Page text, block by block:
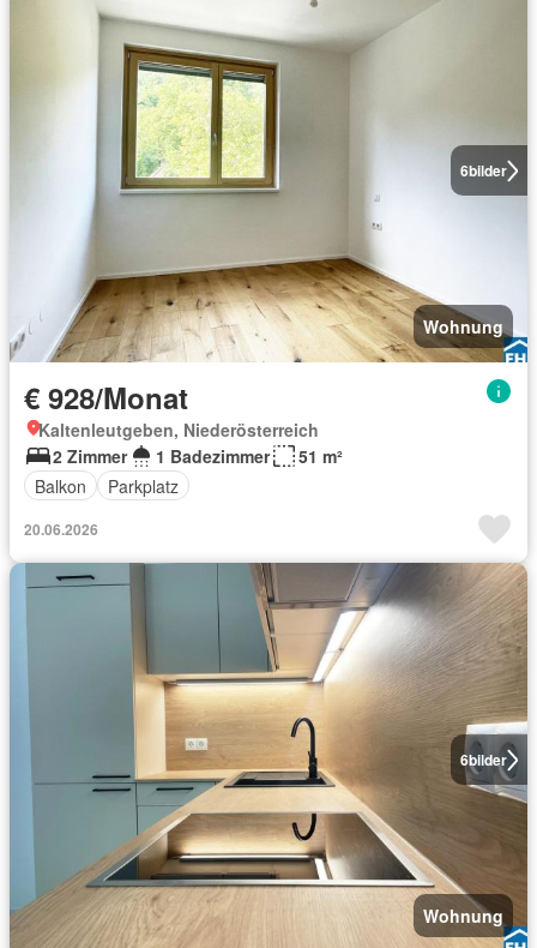
6bilder
Wohnung
€ 928/Monat
Kaltenleutgeben, Niederösterreich
2 Zimmer
1 Badezimmer
51 m²
Balkon
Parkplatz
20.06.2026
6bilder
Wohnung